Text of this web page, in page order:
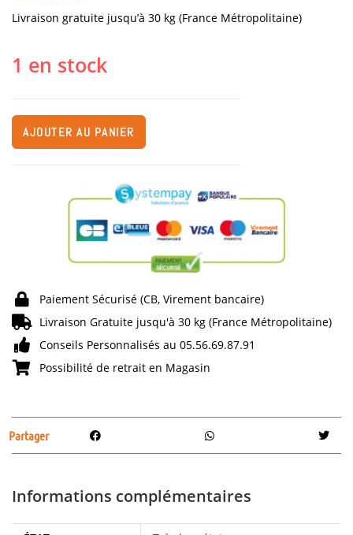
Livraison gratuite jusqu’à 30 kg (France Métropolitaine)
1 en stock
AJOUTER AU PANIER
Paiement Sécurisé (CB, Virement bancaire)
Livraison Gratuite jusqu'à 30 kg (France Métropolitaine)
Conseils Personnalisés au 05.56.69.87.91
Possibilité de retrait en Magasin
Partager
Informations complémentaires